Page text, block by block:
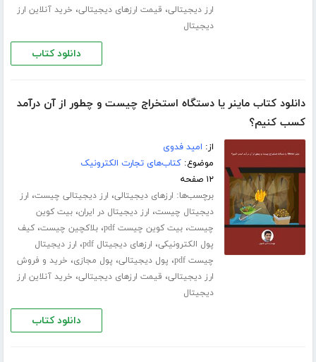
ارز دیجیتالی، قیمت ارزهای دیجیتالی، خرید آنلاین ارز
دیجیتال
دانلود کتاب
دانلود کتاب ماینر یا دستگاه استخراج چیست و چطور از آن درآمد
کسب کنیم؟
از: امید فدوی
موضوع:کتاب‌های تجارت الکترونیک
۱۲ صفحه
برچسب‌ها: ارزهای دیجیتالی، ارز دیجیتالی چیست، ارز
دیجیتال چیست، ارز دیجیتال در ایران،بیت کوین
چیست،بیت کوین چیست pdf ،بلاکچین چیست،کیف
پول الکترونیکی، ارزهای دیجیتال pdf ، ارز دیجیتال
چیست pdf
، پول دیجیتالی، پول مجازی، خرید و فروش
ارز دیجیتالی، قیمت ارزهای دیجیتالی، خرید آنلاین ارز
دیجیتال
دانلود کتاب